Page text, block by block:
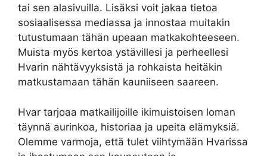
tai sen alasivuilla. Lisäksi voit jakaa tietoa
sosiaalisessa mediassa ja innostaa muitakin
tutustumaan tähän upeaan matkakohteeseen.
Muista myös kertoa ystävillesi ja perheellesi
Hvarin nähtävyyksistä ja rohkaista heitäkin
matkustamaan tähän kauniiseen saareen.
Hvar tarjoaa matkailijoille ikimuistoisen loman
täynnä aurinkoa, historiaa ja upeita elämyksiä.
Olemme varmoja, että tulet viihtymään Hvarissa